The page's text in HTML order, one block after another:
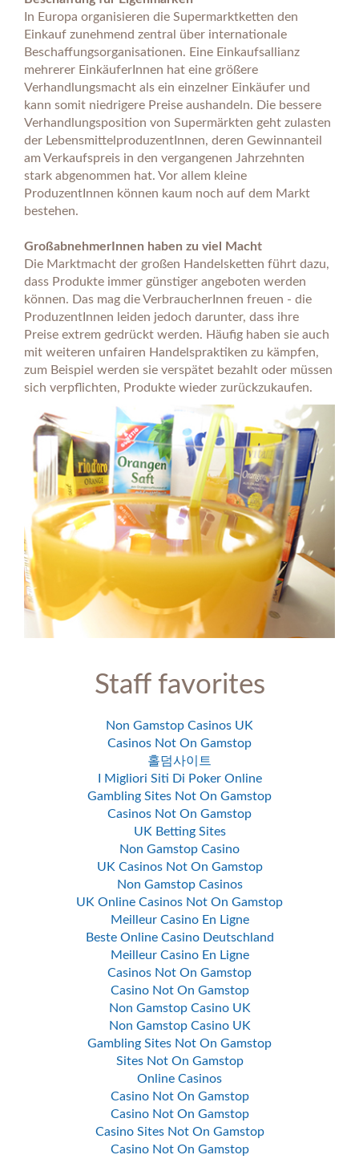
In Europa organisieren die Supermarktketten den
Einkauf zunehmend zentral über internationale
Beschaffungsorganisationen. Eine Einkaufsallianz
mehrerer EinkäuferInnen hat eine größere
Verhandlungsmacht als ein einzelner Einkäufer und
kann somit niedrigere Preise aushandeln. Die bessere
Verhandlungsposition von Supermärkten geht zulasten
der LebensmittelproduzentInnen, deren Gewinnanteil
am Verkaufspreis in den vergangenen Jahrzehnten
stark abgenommen hat. Vor allem kleine
ProduzentInnen können kaum noch auf dem Markt
bestehen.
GroßabnehmerInnen haben zu viel Macht
Die Marktmacht der großen Handelsketten führt dazu,
dass Produkte immer günstiger angeboten werden
können. Das mag die VerbraucherInnen freuen - die
ProduzentInnen leiden jedoch darunter, dass ihre
Preise extrem gedrückt werden. Häufig haben sie auch
mit weiteren unfairen Handelspraktiken zu kämpfen,
zum Beispiel werden sie verspätet bezahlt oder müssen
sich verpflichten, Produkte wieder zurückzukaufen.
Staff favorites
Non Gamstop Casinos UK
Casinos Not On Gamstop
홀덤사이트
I Migliori Siti Di Poker Online
Gambling Sites Not On Gamstop
Casinos Not On Gamstop
UK Betting Sites
Non Gamstop Casino
UK Casinos Not On Gamstop
Non Gamstop Casinos
UK Online Casinos Not On Gamstop
Meilleur Casino En Ligne
Beste Online Casino Deutschland
Meilleur Casino En Ligne
Casinos Not On Gamstop
Casino Not On Gamstop
Non Gamstop Casino UK
Non Gamstop Casino UK
Gambling Sites Not On Gamstop
Sites Not On Gamstop
Online Casinos
Casino Not On Gamstop
Casino Not On Gamstop
Casino Sites Not On Gamstop
Casino Not On Gamstop